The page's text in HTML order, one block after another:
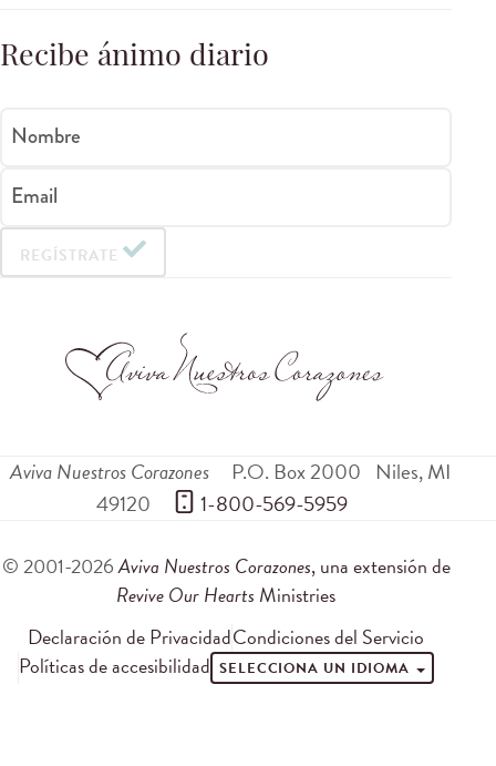
Recibe ánimo diario
Nombre
Email
REGÍSTRATE
Aviva Nuestros Corazones P.O. Box 2000 Niles,MI
49120
1-800-569-5959
© 2001-2026Aviva Nuestros Corazones, una extensión de
Revive Our Hearts Ministries
Declaración de PrivacidadCondiciones del Servicio
Políticas de accesibilidad SELECCIONA UN IDIOMA